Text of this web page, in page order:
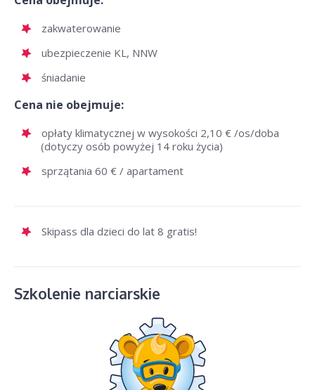
zakwaterowanie
ubezpieczenie KL, NNW
śniadanie
Cena nie obejmuje:
opłaty klimatycznej w wysokości 2,10 € /os/doba
(dotyczy osób powyżej 14 roku życia)
sprzątania 60 € / apartament
Skipass dla dzieci do lat 8 gratis!
Szkolenie narciarskie